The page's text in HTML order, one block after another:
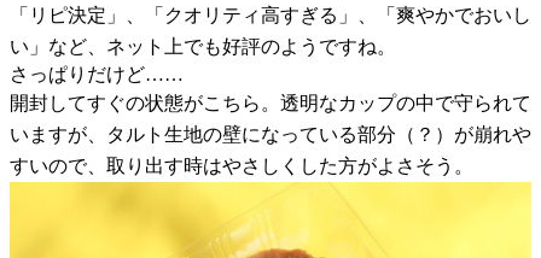
「リピ決定」、「クオリティ高すぎる」、「爽やかでおいし
い」など、ネット上でも好評のようですね。
さっぱりだけど……
開封してすぐの状態がこちら。透明なカップの中で守られて
いますが、タルト生地の壁になっている部分（？）が崩れや
すいので、取り出す時はやさしくした方がよさそう。